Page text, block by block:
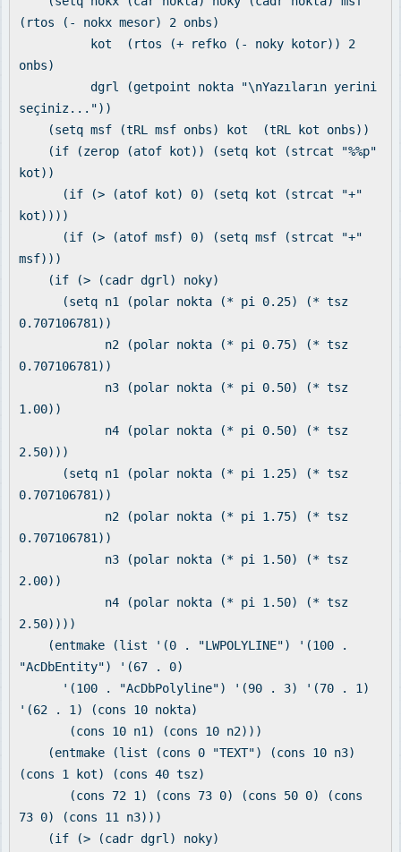
(rtos (- nokx mesor) 2 onbs)
kot (rtos (+ refko (- noky kotor)) 2
onbs)
dgrl (getpoint nokta "\nYazıların yerini
seçiniz..."))
(setq msf (tRL msf onbs) kot (tRL kot onbs))
(if (zerop (atof kot)) (setq kot (strcat "%%p"
kot))
(if (> (atof kot) 0) (setq kot (strcat "+"
kot))))
(if (> (atof msf) 0) (setq msf (strcat "+"
msf)))
(if (> (cadr dgrl) noky)
(setq n1 (polar nokta (* pi 0.25) (* tsz
0.707106781))
n2 (polar nokta (* pi 0.75) (* tsz
0.707106781))
n3 (polar nokta (* pi 0.50) (* tsz
1.00))
n4 (polar nokta (* pi 0.50) (* tsz
2.50)))
(setq n1 (polar nokta (* pi 1.25) (* tsz
0.707106781))
n2 (polar nokta (* pi 1.75) (* tsz
0.707106781))
n3 (polar nokta (* pi 1.50) (* tsz
2.00))
n4 (polar nokta (* pi 1.50) (* tsz
2.50))))
(entmake (list '(0 . "LWPOLYLINE") '(100 .
"AcDbEntity") '(67 . 0)
'(100 . "AcDbPolyline") '(90 . 3) '(70 . 1)
'(62 . 1) (cons 10 nokta)
(cons 10 n1) (cons 10 n2)))
(entmake (list (cons 0 "TEXT") (cons 10 n3)
(cons 1 kot) (cons 40 tsz)
(cons 72 1) (cons 73 0) (cons 50 0) (cons
73 0) (cons 11 n3)))
(if (> (cadr dgrl) noky)